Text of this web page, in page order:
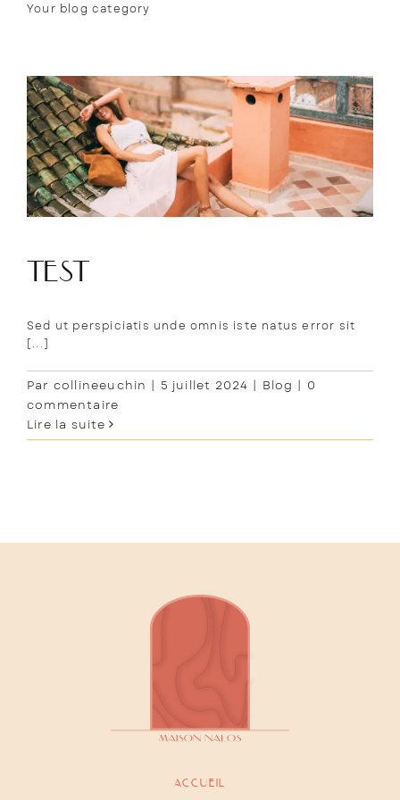
Passer
Accueil
maison nalos
chambres
Blog
fr
Your blog category
test
Sed ut perspiciatis unde omnis iste natus error sit
[...]
Par collineeuchin | 5 juillet 2024 | Blog | 0
commentaire
Lire la suite
accueil